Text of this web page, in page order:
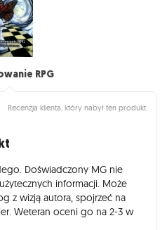
RPG
Recenzja klienta, który nabył ten produkt
Doświadczony MG nie
informacji. Może
z wizją autora, spojrzeć na
Weteran oceni go na 2-3 w